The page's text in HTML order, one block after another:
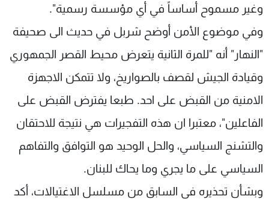
وغير مسموح أساساً في أي مؤسسة رسمية".
وفي موضوع الأمن أوضح شربل في حديث الى صحيفة
"النهار" أنه "للمرة الثانية يتعرض محيط القصر الجمهوري
وقيادة الجيش لقصف بالصواريخ، ولا تتمكن الاجهزة
الامنية من القبض على احد. طبعا يفترض القبض على
الفاعلين"، معتبرا ان هذه التفجيرات هي نتيجة للاحتقان
والتشنج السياسي، والحل الوحيد هو التوافق والتفاهم
السياسي على ما يجري وما يحاك للبنان.
وبشأن تحذيره في السابق من مسلسل الاغتيالات، أكد
الإنـتـاج
لاعلاناتكم
تواصل معنا
شروط الإسـتخدام
سياسة الخصوصية